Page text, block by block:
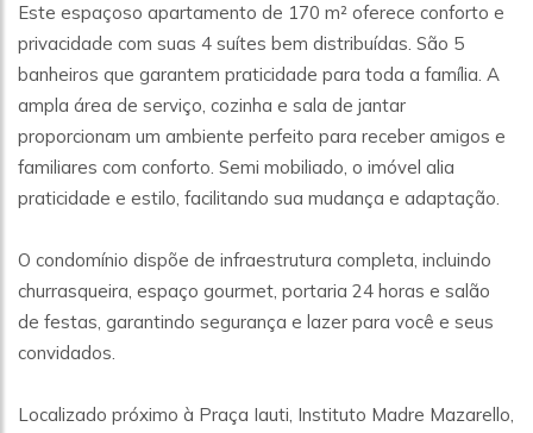
Este espaçoso apartamento de 170 m² oferece conforto e
privacidade com suas 4 suítes bem distribuídas. São 5
banheiros que garantem praticidade para toda a família. A
ampla área de serviço, cozinha e sala de jantar
proporcionam um ambiente perfeito para receber amigos e
familiares com conforto. Semi mobiliado, o imóvel alia
praticidade e estilo, facilitando sua mudança e adaptação.
O condomínio dispõe de infraestrutura completa, incluindo
churrasqueira, espaço gourmet, portaria 24 horas e salão
de festas, garantindo segurança e lazer para você e seus
convidados.
Localizado próximo à Praça Iauti, Instituto Madre Mazarello,